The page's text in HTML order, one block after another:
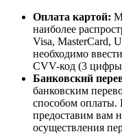
Оплата картой:
наиболее
Visa, MasterCard,
необходимо
CVV-код (3 цифры
Банковский
банковским
способом оплаты.
предоставим вам
осуществления